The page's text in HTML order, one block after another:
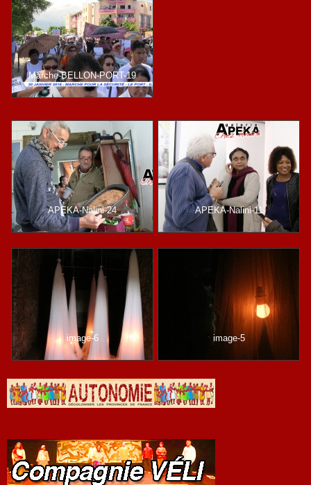
Marche-BELLON-PORT-19
APEKA-Nalini-24 APEKA-Nalini-11
image-6 image-5